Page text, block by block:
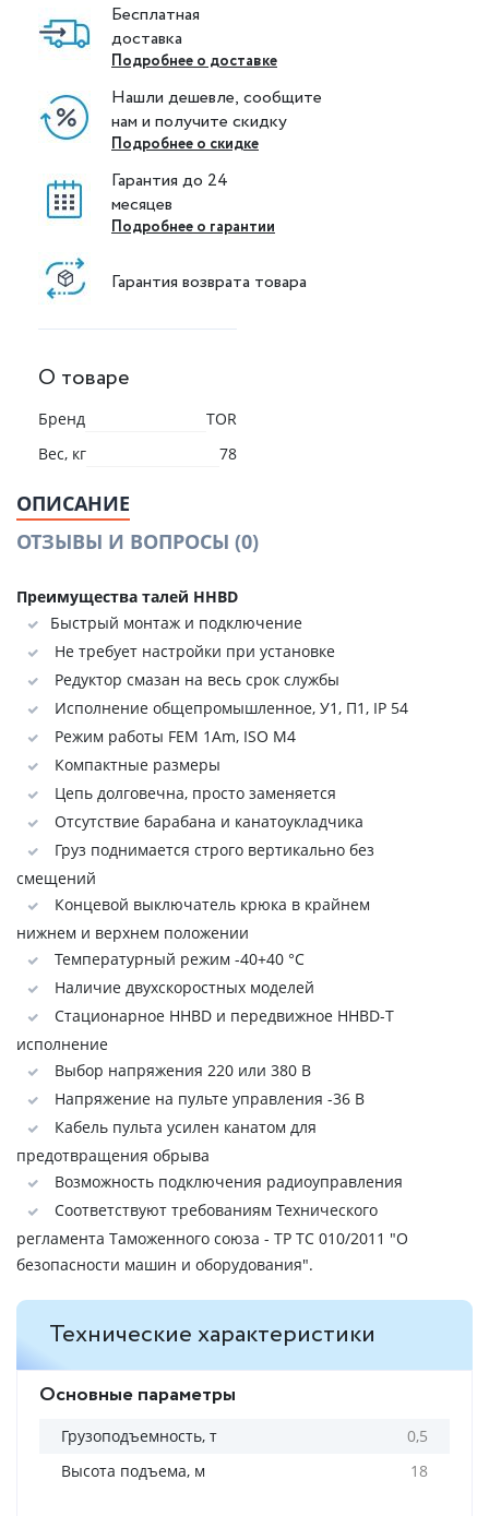
Бесплатная
доставка
Подробнее о доставке
Нашли дешевле, сообщите
нам и получите скидку
Подробнее о скидке
Гарантия до 24
месяцев
Подробнее о гарантии
Гарантия возврата товара
О товаре
Бренд
TOR
Вес, кг
78
ОПИСАНИЕ
ОТЗЫВЫ И ВОПРОСЫ (0)
Преимущества талей HHBD
Быстрый монтаж и подключение
Не требует настройки при установке
Редуктор смазан на весь срок службы
Исполнение общепромышленное, У1, П1, IP 54
Режим работы FEM 1Аm, ISO M4
Компактные размеры
Цепь долговечна, просто заменяется
Отсутствие барабана и канатоукладчика
Груз поднимается строго вертикально без
смещений
Концевой выключатель крюка в крайнем
нижнем и верхнем положении
Температурный режим -40+40 °C
Наличие двухскоростных моделей
Стационарное HHBD и передвижное HHBD-Т
исполнение
Выбор напряжения 220 или 380 В
Напряжение на пульте управления -36 В
Кабель пульта усилен канатом для
предотвращения обрыва
Возможность подключения радиоуправления
Соответствуют требованиям Технического
регламента Таможенного союза - ТР ТС 010/2011 "О
безопасности машин и оборудования".
Технические характеристики
Основные параметры
Грузоподъемность, т
0,5
Высота подъема, м
18